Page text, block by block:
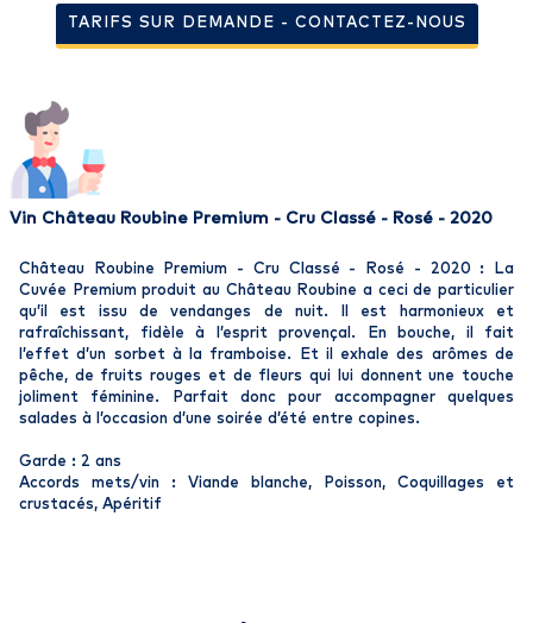
TARIFS SUR DEMANDE - CONTACTEZ-NOUS
Vin Château Roubine Premium - Cru Classé - Rosé - 2020
Château Roubine Premium - Cru Classé - Rosé - 2020 : La
Cuvée Premium produit au Château Roubine a ceci de particulier
qu’il est issu de vendanges de nuit. Il est harmonieux et
rafraîchissant, fidèle à l’esprit provençal. En bouche, il fait
l’effet d’un sorbet à la framboise. Et il exhale des arômes de
pêche, de fruits rouges et de fleurs qui lui donnent une touche
joliment féminine. Parfait donc pour accompagner quelques
salades à l’occasion d’une soirée d’été entre copines.
Garde : 2 ans
Accords mets/vin : Viande blanche, Poisson, Coquillages et
crustacés, Apéritif